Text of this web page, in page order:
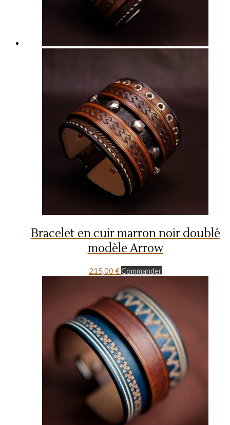
Bracelet en cuir marron noir doublé
modèle Arrow
215,00 €Commander